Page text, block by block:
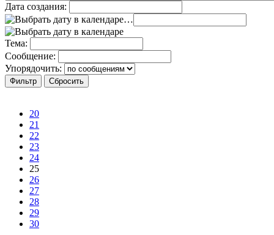
Дата создания:
…
Тема:
Сообщение:
Упорядочить:
20
21
22
23
24
25
26
27
28
29
30